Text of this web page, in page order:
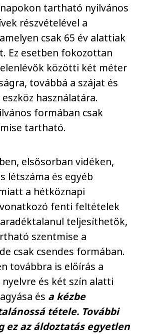
tartható nyilvános
részvételével a
csak 65 év alattiak
Ez esetben fokozottan
közötti két méter
továbbá a szájat és
használatára.
formában csak
tartható.
elsősorban vidéken,
létszáma és egyéb
a hétköznapi
fenti feltételek
teljesíthetők,
szentmise a
csak csendes formában.
továbbra is előírás a
nyelvre és két szín alatti
és a kézbe
tétele. További
ez az áldoztatás egyetlen